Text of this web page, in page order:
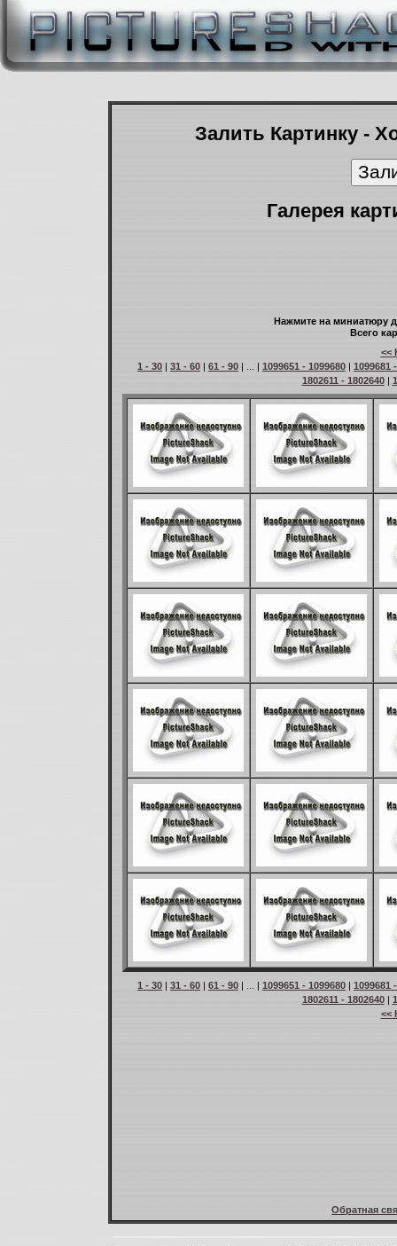
Залить Картинку -
Галерея
Нажмите на миниатюру
Всего
<<
1 - 30 | 31 - 60 | 61 - 90 | ... | 1099651 - 1099680 | 1099681
1802611 - 1802640|
1 - 30 | 31 - 60 | 61 - 90 | ... | 1099651 - 1099680 | 1099681
1802611 - 1802640|
<<
Обратная